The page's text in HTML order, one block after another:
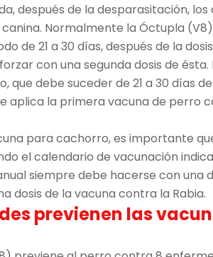
después de la desparasitación,
Normalmente la Óctupla
de 21 a 30 días, después de la
con una segunda dosis de ésta.
que debe suceder de 21 a 30 días
aplica la primera vacuna de perro
para cachorro, es importante
el calendario de vacunación
siempre debe hacerse con una
dosis de la vacuna contra la Rabia.
previenen las